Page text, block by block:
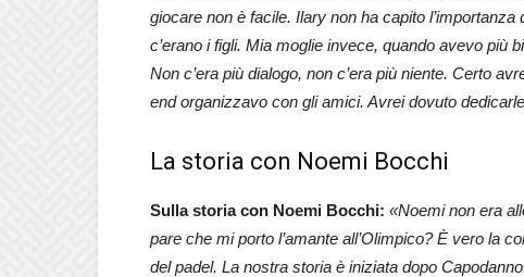
giocare non è facile. Ilary non ha capito l’importanza
c’erano i figli. Mia moglie invece, quando avevo più
Non c’era più dialogo, non c’era più niente. Certo
end organizzavo con gli amici. Avrei dovuto
La storia con Noemi Bocchi
Sulla storia con Noemi Bocchi: «Noemi non era
pare che mi porto l’amante all’Olimpico? È vero la
del padel. La nostra storia è iniziata dopo